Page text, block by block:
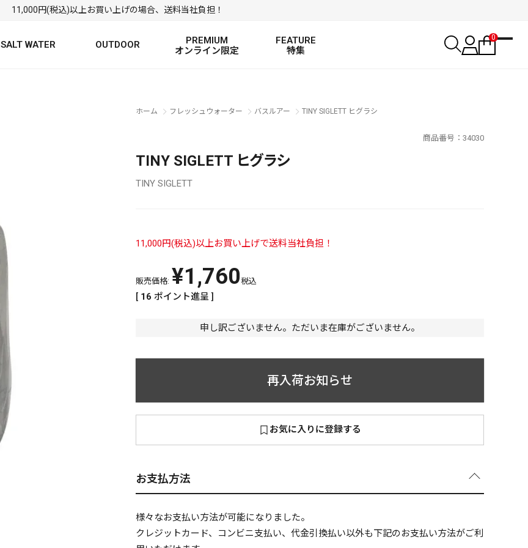
11,000円(税込)以上お買い上げの場合、送料当社負担！
TROUT ROD TROUT LURE
SALT WATER
SALTWATER LURE
OUTDOOR
PREMIUM
オンライン限定
FEATURE
特集
0
絞り込み検索
在庫あり
ホーム フレッシュウォーター バスルアー TINY SIGLETT ヒグラシ
商品番号 34030
TINY SIGLETT ヒグラシ
TINY SIGLETT
11,000円(税込)以上お買い上げで送料当社負担！
申し訳ございません。ただいま在庫がございません。
販売価格: ¥1,760税込
[ 16 ポイント進呈 ]
再入荷お知らせ
お気に入りに登録する
お支払方法
様々なお支払い方法が可能になりました。
クレジットカード、コンビニ支払い、代金引換払い以外も下記のお支払い方法がご利